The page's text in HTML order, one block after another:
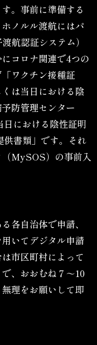
。事前に準備する
ノルル渡航にはパ
航認証システム）
コロナ関連で4つの
ワクチン接種証
は当日における陰
防管理センター
日における陰性証明
書類」です。それ
MySOS）の事前入
各自治体で申請、
いてデジタル申請
市区町村によって
、おおむね７～10
理をお願いして即